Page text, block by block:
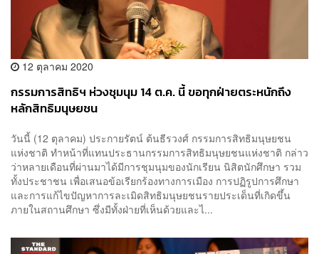
12 ตุลาคม 2020
กรรมการสิทธิฯ ห่วงชุมนุม 14 ต.ค. นี้ ขอทุกฝ่ายตระหนักถึง
หลักสิทธิมนุษยชน
วันนี้ (12 ตุลาคม) ประกายรัตน์ ต้นธีรวงศ์ กรรมการสิทธิมนุษยชน
แห่งชาติ ทำหน้าที่แทนประธานกรรมการสิทธิมนุษยชนแห่งชาติ กล่าว
ว่าหลายเดือนที่ผ่านมาได้มีการชุมนุมของนักเรียน นิสิตนักศึกษา รวม
ทั้งประชาชน เพื่อเสนอข้อเรียกร้องทางการเมือง การปฏิรูปการศึกษา
และการแก้ไขปัญหาการละเมิดสิทธิมนุษยชนรายประเด็นที่เกิดขึ้น
ภายในสถานศึกษา ซึ่งมีทั้งฝ่ายที่เห็นด้วยและไ...